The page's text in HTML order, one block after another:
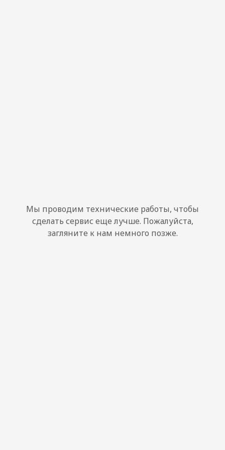
Мы проводим технические работы, чтобы
сделать сервис еще лучше. Пожалуйста,
загляните к нам немного позже.